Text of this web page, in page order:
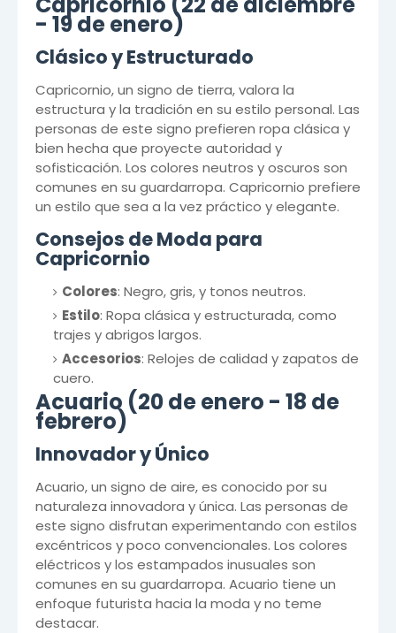
- 19 de enero)
Clásico y Estructurado
Capricornio, un signo de tierra, valora la
estructura y la tradición en su estilo personal. Las
personas de este signo prefieren ropa clásica y
bien hecha que proyecte autoridad y
sofisticación. Los colores neutros y oscuros son
comunes en su guardarropa. Capricornio prefiere
un estilo que sea a la vez práctico y elegante.
Consejos de Moda para
Capricornio
Colores: Negro, gris, y tonos neutros.
Estilo: Ropa clásica y estructurada, como
trajes y abrigos largos.
Accesorios: Relojes de calidad y zapatos de
cuero.
Acuario (20 de enero - 18 de
febrero)
Innovador y Único
Acuario, un signo de aire, es conocido por su
naturaleza innovadora y única. Las personas de
este signo disfrutan experimentando con estilos
excéntricos y poco convencionales. Los colores
eléctricos y los estampados inusuales son
comunes en su guardarropa. Acuario tiene un
enfoque futurista hacia la moda y no teme
destacar.